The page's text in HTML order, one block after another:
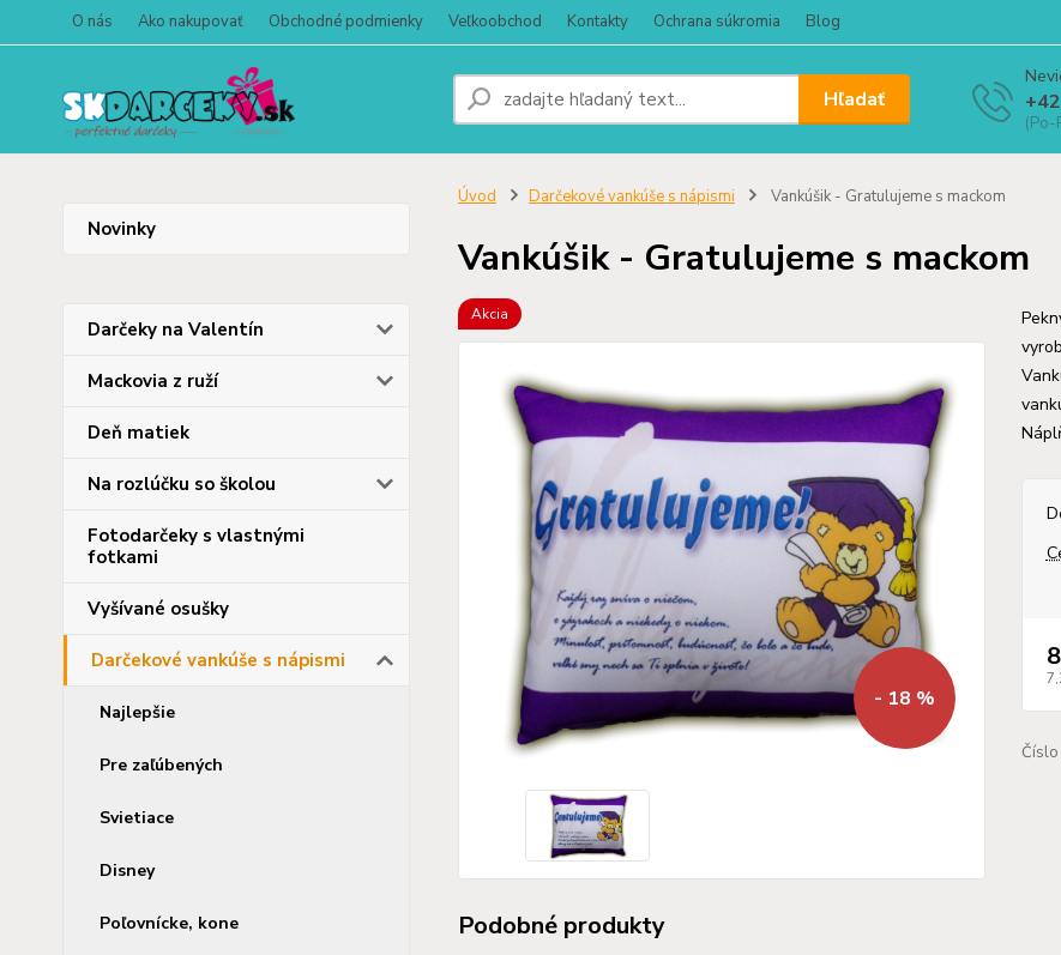
O nás Ako nakupovať Obchodné podmienky Veľkoobchod Kontakty Ochrana súkromia Blog
Hľadať
(Po-
Novinky
Darčeky na Valentín
Mackovia z ruží
Deň matiek
Na rozlúčku so školou
Fotodarčeky s vlastnými
fotkami
Vyšívané osušky
Darčekové vankúše s nápismi
Najlepšie
Pre zaľúbených
Svietiace
Disney
Poľovnícke, kone
Úvod Darčekové vankúše s nápismi Vankúšik - Gratulujeme s mackom
Vankúšik - Gratulujeme s mackom
Akcia
- 18 %
Číslo
Podobné produkty